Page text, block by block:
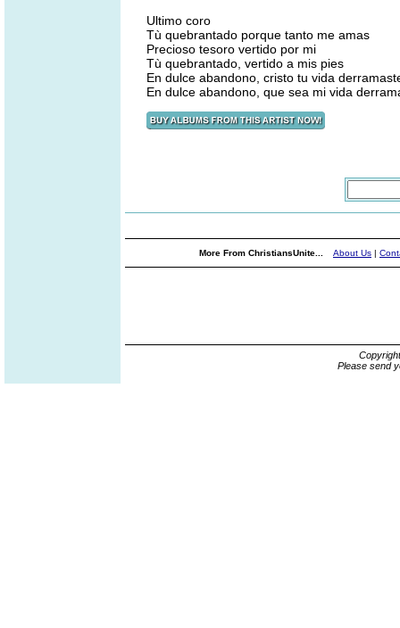
Ultimo coro
Tù quebrantado porque tanto me amas
Precioso tesoro vertido por mi
Tù quebrantado, vertido a mis pies
En dulce abandono, cristo tu vida
En dulce abandono, que sea mi vida
More From ChristiansUnite... About Us |
Please send